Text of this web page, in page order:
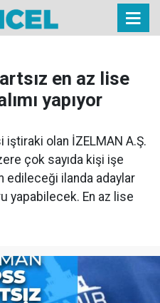
en az lise
yapıyor
olan İZELMAN A.Ş.
çok sayıda kişi işe
edileceği ilanda adaylar
yapabilecek. En az lise